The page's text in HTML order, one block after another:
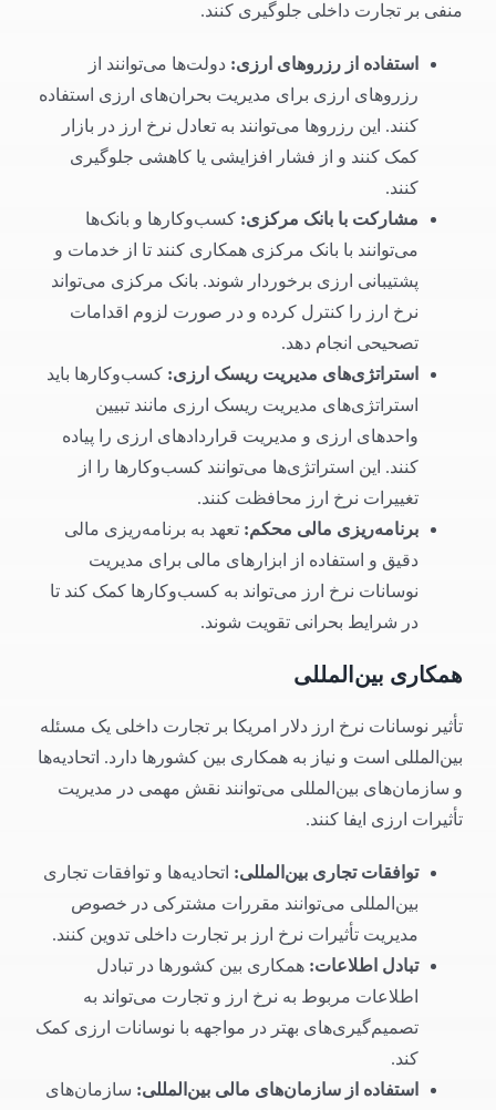
منفی بر تجارت داخلی جلوگیری کنند.
استفاده از رزروهای ارزی: دولت‌ها می‌توانند از
رزروهای ارزی برای مدیریت بحران‌های ارزی استفاده
کنند. این رزروها می‌توانند به تعادل نرخ ارز در بازار
کمک کنند و از فشار افزایشی یا کاهشی جلوگیری
کنند.
مشارکت با بانک مرکزی: کسب‌وکارها و بانک‌ها
می‌توانند با بانک مرکزی همکاری کنند تا از خدمات و
پشتیبانی ارزی برخوردار شوند. بانک مرکزی می‌تواند
نرخ ارز را کنترل کرده و در صورت لزوم اقدامات
تصحیحی انجام دهد.
استراتژی‌های مدیریت ریسک ارزی: کسب‌وکارها باید
استراتژی‌های مدیریت ریسک ارزی مانند تبیین
واحدهای ارزی و مدیریت قراردادهای ارزی را پیاده
کنند. این استراتژی‌ها می‌توانند کسب‌وکارها را از
تغییرات نرخ ارز محافظت کنند.
برنامه‌ریزی مالی محکم: تعهد به برنامه‌ریزی مالی
دقیق و استفاده از ابزارهای مالی برای مدیریت
نوسانات نرخ ارز می‌تواند به کسب‌وکارها کمک کند تا
در شرایط بحرانی تقویت شوند.
همکاری بین‌المللی
تأثیر نوسانات نرخ ارز دلار امریکا بر تجارت داخلی یک مسئله
بین‌المللی است و نیاز به همکاری بین کشورها دارد. اتحادیه‌ها
و سازمان‌های بین‌المللی می‌توانند نقش مهمی در مدیریت
تأثیرات ارزی ایفا کنند.
توافقات تجاری بین‌المللی: اتحادیه‌ها و توافقات تجاری
بین‌المللی می‌توانند مقررات مشترکی در خصوص
مدیریت تأثیرات نرخ ارز بر تجارت داخلی تدوین کنند.
تبادل اطلاعات: همکاری بین کشورها در تبادل
اطلاعات مربوط به نرخ ارز و تجارت می‌تواند به
تصمیم‌گیری‌های بهتر در مواجهه با نوسانات ارزی کمک
کند.
استفاده از سازمان‌های مالی بین‌المللی: سازمان‌های